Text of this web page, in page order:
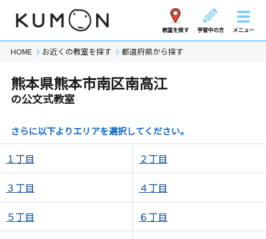
教室を探す 学習中の方 メニュー
HOME お近くの教室を探す 都道府県から探す
熊本県熊本市南区南高江
の公文式教室
さらに以下よりエリアを選択してください。
１丁目 ２丁目
３丁目 ４丁目
５丁目 ６丁目